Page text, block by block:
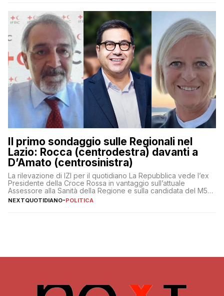
Il primo sondaggio sulle Regionali nel
Lazio: Rocca (centrodestra) davanti a
D’Amato (centrosinistra)
La rilevazione di IZI per il quotidiano La Repubblica vede l’ex
Presidente della Croce Rossa in vantaggio sull’attuale
Assessore alla Sanità della Regione e sulla candidata del M5S
Donatella Bianchi
NEXTQUOTIDIANO-POLITICA